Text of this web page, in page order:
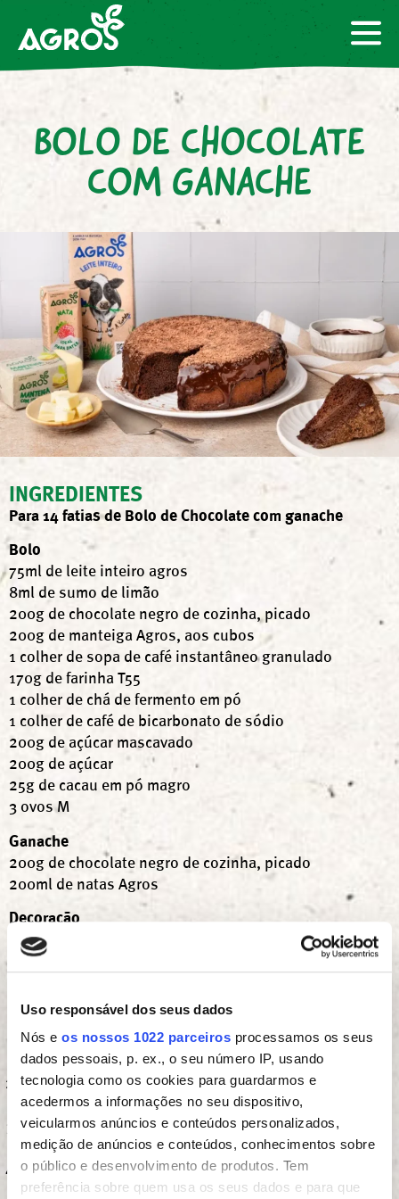
Uso responsável dos seus dados
Nós e os nossos 1022 parceiros processamos os seus
dados pessoais, p. ex., o seu número IP, usando
tecnologia como os cookies para guardarmos e
acedermos a informações no seu dispositivo,
veicularmos anúncios e conteúdos personalizados,
medição de anúncios e conteúdos, conhecimentos sobre
o público e desenvolvimento de produtos. Tem
preferência sobre quem usa os seus dados e para que
BOLO DE CHOCOLATE
COM GANACHE
INGREDIENTES
Para 14 fatias de Bolo de Chocolate com ganache
Bolo
75ml de leite inteiro agros
8ml de sumo de limão
200g de chocolate negro de cozinha, picado
200g de manteiga Agros, aos cubos
1 colher de sopa de café instantâneo granulado
170g de farinha T55
1 colher de chá de fermento em pó
1 colher de café de bicarbonato de sódio
200g de açúcar mascavado
200g de açúcar
25g de cacau em pó magro
3 ovos M
Ganache
200g de chocolate negro de cozinha, picado
200ml de natas Agros
Decoração
100g de Rolinhos de chocolate (opcional)
INSTRUÇÕES
Num copo coloque o leite e o sumo de limão e deixe
repousar por 15min.
Aqueça o forno a 160ºC. Unte com manteiga e forre
com papel vegetal uma forma redonda de 20cm.
Coloque 200g de chocolate picado e 200g de
manteiga num tacho.
Misture a colher de sopa de café instantâneo em
125ml de água e adicione ao tacho.